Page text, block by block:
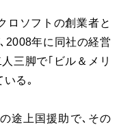
ロソフトの創業者と
2008年に同社の経営
三脚で｢ビル＆メリ
いる｡
途上国援助で､その